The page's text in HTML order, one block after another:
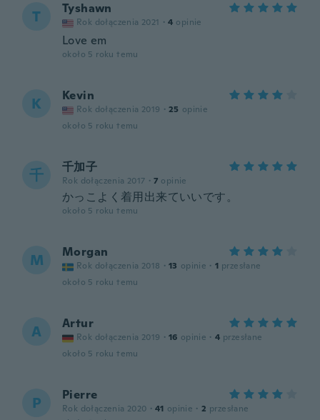
T Tyshawn
Rok dołączenia 2021 · 4 opinie
Love em
około 5 roku temu
K Kevin
Rok dołączenia 2019 · 25 opinie
około 5 roku temu
千 千加子
Rok dołączenia 2017 · 7 opinie
かっこよく着用出来ていいです。
około 5 roku temu
M Morgan
Rok dołączenia 2018 · 13 opinie · 1 przesłane
około 5 roku temu
A Artur
Rok dołączenia 2019 · 16 opinie · 4 przesłane
około 5 roku temu
P Pierre
Rok dołączenia 2020 · 41 opinie · 2 przesłane